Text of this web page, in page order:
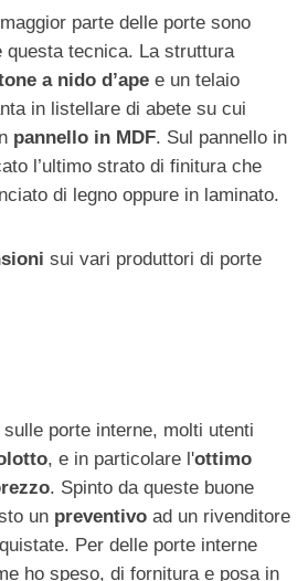
parte delle porte sono
questa tecnica. La struttura
a nido d’ape e un telaio
in listellare di abete su cui
pannello in MDF. Sul pannello in
l’ultimo strato di finitura che
di legno oppure in laminato.
sui vari produttori di porte
porte interne, molti utenti
, e in particolare l'ottimo
. Spinto da queste buone
un preventivo ad un rivenditore
Per delle porte interne
ho speso, di fornitura e posa in